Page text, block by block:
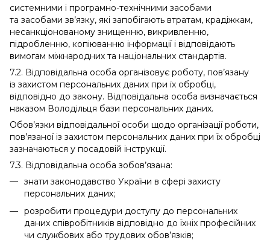
системними і програмно-технічними засобами
та засобами зв’язку, які запобігають втратам, крадіжкам,
несанкціонованому знищенню, викривленню,
підробленню, копіюванню інформації і відповідають
вимогам міжнародних та національних стандартів.
7.2. Відповідальна особа організовує роботу, пов’язану
із захистом персональних даних при їх обробці,
відповідно до закону. Відповідальна особа визначається
наказом Володільця бази персональних даних.
Обов’язки відповідальної особи щодо організації роботи,
пов’язаної із захистом персональних даних при їх обробці
зазначаються у посадовій інструкції.
7.3. Відповідальна особа зобов’язана:
знати законодавство України в сфері захисту
персональних даних;
розробити процедури доступу до персональних
даних співробітників відповідно до їхніх професійних
чи службових або трудових обов’язків;